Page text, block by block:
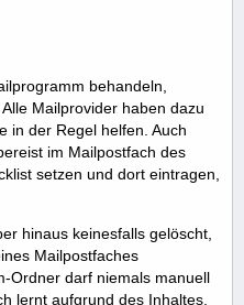
behandeln,
Mailprovider haben dazu
in der Regel helfen. Auch
im Mailpostfach des
setzen und dort eintragen,
hinaus keinesfalls gelöscht,
Mailpostfaches
Ordner darf niemals manuell
lernt aufgrund des Inhaltes,